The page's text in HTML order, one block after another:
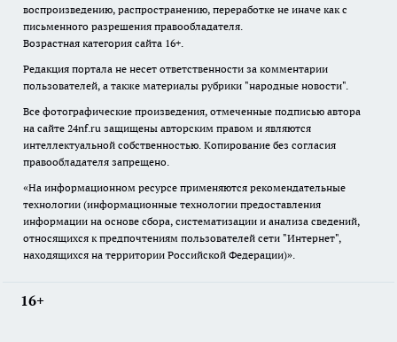
воспроизведению, распространению, переработке не иначе как с
письменного разрешения правообладателя.
Возрастная категория сайта 16+.
Редакция портала не несет ответственности за комментарии
пользователей, а также материалы рубрики "народные новости".
Все фотографические произведения, отмеченные подписью автора
на сайте 24nf.ru защищены авторским правом и являются
интеллектуальной собственностью. Копирование без согласия
правообладателя запрещено.
«На информационном ресурсе применяются рекомендательные
технологии (информационные технологии предоставления
информации на основе сбора, систематизации и анализа сведений,
относящихся к предпочтениям пользователей сети "Интернет",
находящихся на территории Российской Федерации)».
16+